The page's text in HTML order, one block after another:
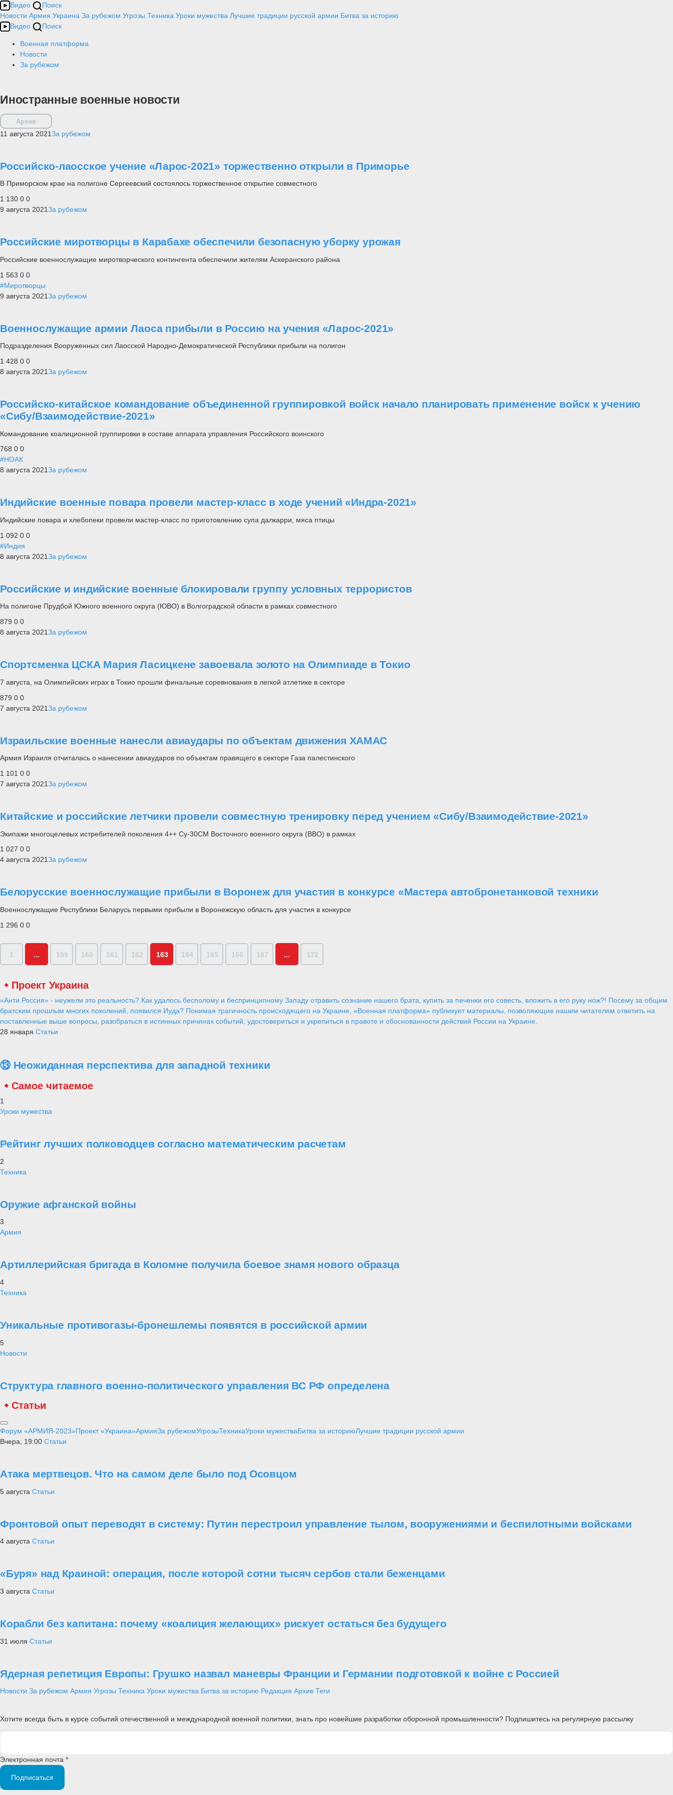
Видео
Поиск
Новости Армия Украина За рубежом Угрозы Техника Уроки мужества Лучшие традиции русской армии Битва за историю
Видео
Поиск
Военная платформа
Новости
За рубежом
Иностранные военные новости
Архив
11 августа 2021За рубежом
Российско-лаосское учение «Ларос-2021» торжественно открыли в Приморье
В Приморском крае на полигоне Сергеевский состоялось торжественное открытие совместного
1 130 0 0
9 августа 2021За рубежом
Российские миротворцы в Карабахе обеспечили безопасную уборку урожая
Российские военнослужащие миротворческого контингента обеспечили жителям Аскеранского района
1 563 0 0
#Миротворцы
9 августа 2021За рубежом
Военнослужащие армии Лаоса прибыли в Россию на учения «Ларос-2021»
Подразделения Вооруженных сил Лаосской Народно-Демократической Республики прибыли на полигон
1 428 0 0
8 августа 2021За рубежом
Российско-китайское командование объединенной группировкой войск начало планировать применение войск к учению
«Сибу/Взаимодействие-2021»
Командование коалиционной группировки в составе аппарата управления Российского воинского
768 0 0
#НОАК
8 августа 2021За рубежом
Индийские военные повара провели мастер-класс в ходе учений «Индра-2021»
Индийские повара и хлебопеки провели мастер-класс по приготовлению супа далкарри, мяса птицы
1 092 0 0
#Индия
8 августа 2021За рубежом
Российские и индийские военные блокировали группу условных террористов
На полигоне Прудбой Южного военного округа (ЮВО) в Волгоградской области в рамках совместного
879 0 0
8 августа 2021За рубежом
Спортсменка ЦСКА Мария Ласицкене завоевала золото на Олимпиаде в Токио
7 августа, на Олимпийских играх в Токио прошли финальные соревнования в легкой атлетике в секторе
879 0 0
7 августа 2021За рубежом
Израильские военные нанесли авиаудары по объектам движения ХАМАС
Армия Израиля отчиталась о нанесении авиаударов по объектам правящего в секторе Газа палестинского
1 101 0 0
7 августа 2021За рубежом
Китайские и российские летчики провели совместную тренировку перед учением «Сибу/Взаимодействие-2021»
Экипажи многоцелевых истребителей поколения 4++ Су-30СМ Восточного военного округа (ВВО) в рамках
1 027 0 0
4 августа 2021За рубежом
Белорусские военнослужащие прибыли в Воронеж для участия в конкурсе «Мастера автобронетанковой техники
Военнослужащие Республики Беларусь первыми прибыли в Воронежскую область для участия в конкурсе
1 296 0 0
1 ... 159 160 161 162 163 164 165 166 167 ... 172
Проект Украина
«Анти Россия» - неужели это реальность? Как удалось бесполому и беспринципному Западу отравить сознание нашего брата, купить за печенки его совесть, вложить в его руку нож?! Посему за общим
братским прошлым многих поколений, появился Иуда? Понимая трагичность происходящего на Украине, «Военная платформа» публикует материалы, позволяющие нашим читателям ответить на
поставленные выше вопросы, разобраться в истинных причинах событий, удостовериться и укрепиться в правоте и обоснованности действий России на Украине.
28 января Статьи
⑬ Неожиданная перспектива для западной техники
Самое читаемое
1
Уроки мужества
Рейтинг лучших полководцев согласно математическим расчетам
2
Техника
Оружие афганской войны
3
Армия
Артиллерийская бригада в Коломне получила боевое знамя нового образца
4
Техника
Уникальные противогазы-бронешлемы появятся в российской армии
5
Новости
Структура главного военно-политического управления ВС РФ определена
Статьи
Форум «АРМИЯ-2023»Проект «Украина»АрмияЗа рубежомУгрозыТехникаУроки мужестваБитва за историюЛучшие традиции русской армии
Вчера, 19:00 Статьи
Атака мертвецов. Что на самом деле было под Осовцом
5 августа Статьи
Фронтовой опыт переводят в систему: Путин перестроил управление тылом, вооружениями и беспилотными войсками
4 августа Статьи
«Буря» над Краиной: операция, после которой сотни тысяч сербов стали беженцами
3 августа Статьи
Корабли без капитана: почему «коалиция желающих» рискует остаться без будущего
31 июля Статьи
Ядерная репетиция Европы: Грушко назвал маневры Франции и Германии подготовкой к войне с Россией
Новости За рубежом Армия Угрозы Техника Уроки мужества Битва за историю Редакция Архив Теги
Хотите всегда быть в курсе событий отечественной и международной военной политики, знать про новейшие разработки оборонной промышленности? Подпишитесь на регулярную рассылку
Электронная почта *
Подписаться